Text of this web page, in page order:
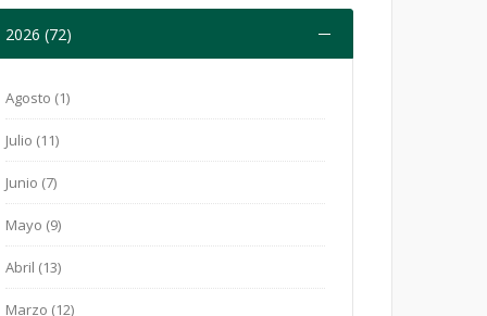
2026 (72)
Agosto (1)
Julio (11)
Junio (7)
Mayo (9)
Abril (13)
Marzo (12)